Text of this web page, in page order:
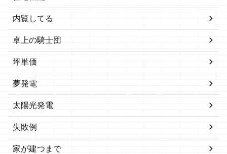
内覧してる
卓上の騎士団
坪単価
夢発電
太陽光発電
失敗例
家が建つまで